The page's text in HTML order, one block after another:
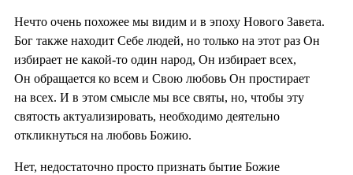
Нечто очень похожее мы видим и в эпоху Нового Завета.
Бог также находит Себе людей, но только на этот раз Он
избирает не какой-то один народ, Он избирает всех,
Он обращается ко всем и Свою любовь Он простирает
на всех. И в этом смысле мы все святы, но, чтобы эту
святость актуализировать, необходимо деятельно
откликнуться на любовь Божию.
Нет, недостаточно просто признать бытие Божие